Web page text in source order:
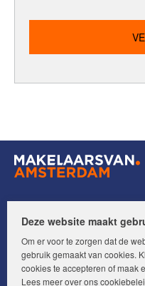
Volg ons op:
Deze website maakt
Om er voor te zorgen dat de
gebruik gemaakt van cookies.
cookies te accepteren of maak
Lees meer over ons